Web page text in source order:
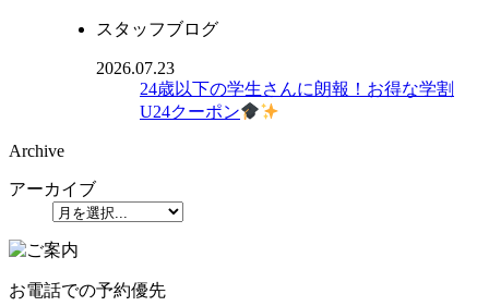
スタッフブログ
2026.07.23
24歳以下の学生さんに朗報！お得な学割
U24クーポン
Archive
アーカイブ
お電話での予約優先